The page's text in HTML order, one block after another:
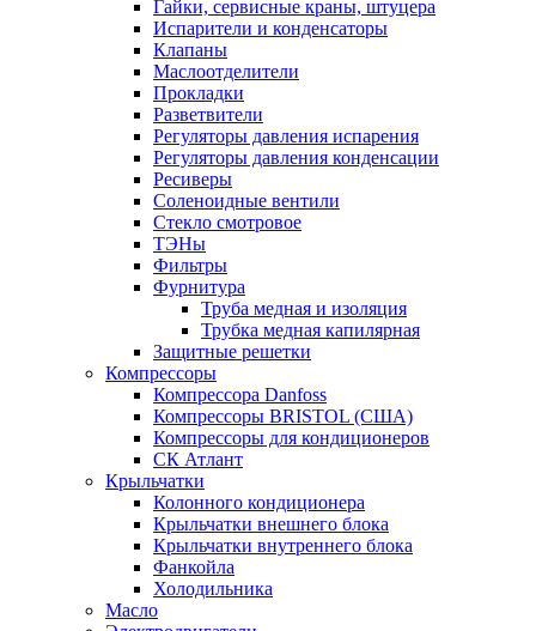
Гайки, сервисные краны, штуцера
Испарители и конденсаторы
Клапаны
Маслоотделители
Прокладки
Разветвители
Регуляторы давления испарения
Регуляторы давления конденсации
Ресиверы
Соленоидные вентили
Стекло смотровое
ТЭНы
Фильтры
Фурнитура
Труба медная и изоляция
Трубка медная капилярная
Защитные решетки
Компрессоры
Компрессора Danfoss
Компрессоры BRISTOL (США)
Компрессоры для кондиционеров
СК Атлант
Крыльчатки
Колонного кондиционера
Крыльчатки внешнего блока
Крыльчатки внутреннего блока
Фанкойла
Холодильника
Масло